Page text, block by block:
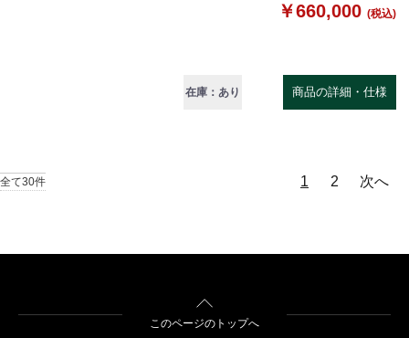
￥660,000 (税込)
在庫：あり 商品の詳細・仕様
全て30件 1 2 次へ
このページのトップへ